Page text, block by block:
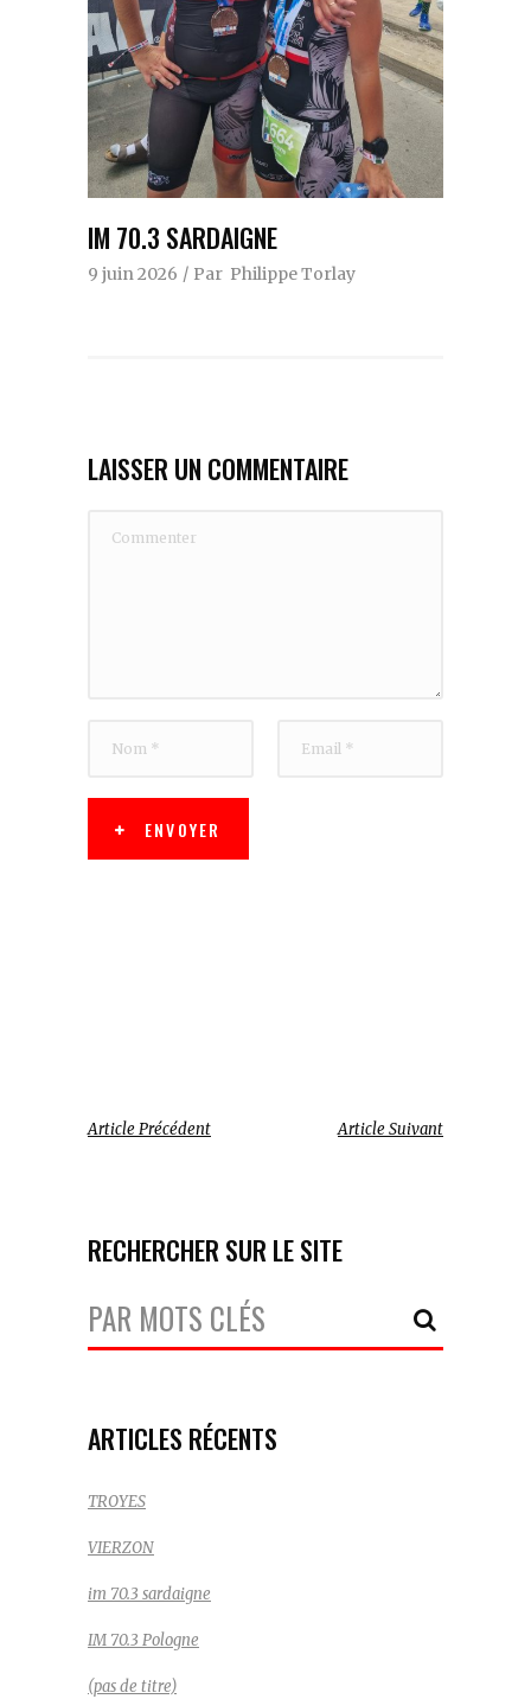
IM 70.3 SARDAIGNE
9 juin 2026 Par Philippe Torlay
LAISSER UN COMMENTAIRE
ENVOYER
Article Précédent Article Suivant
RECHERCHER SUR LE SITE
Votre
Recherche:
ARTICLES RÉCENTS
TROYES
VIERZON
im 70.3 sardaigne
IM 70.3 Pologne
(pas de titre)